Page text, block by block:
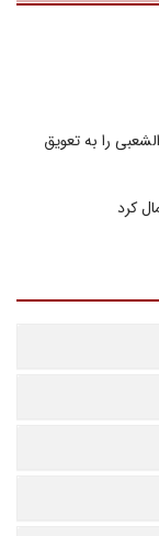
را به تعویق
کرد